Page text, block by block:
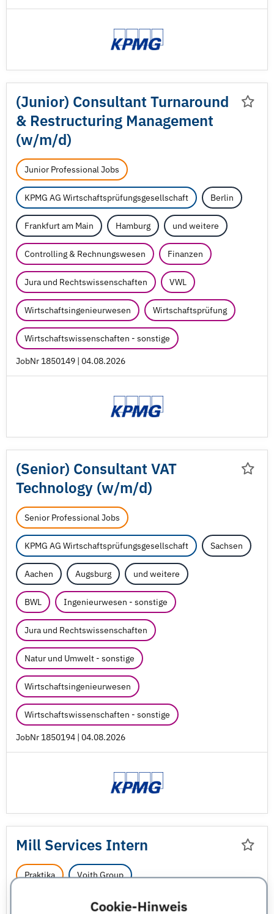
Cookie-Hinweis
(Junior) Consultant Turnaround
& Restructuring Management
(w/m/d)
Junior Professional Jobs
KPMG AG Wirtschaftsprüfungsgesellschaft Berlin
Frankfurt am Main Hamburg und weitere
Controlling & Rechnungswesen Finanzen
Jura und Rechtswissenschaften VWL
Wirtschaftsingenieurwesen Wirtschaftsprüfung
Wirtschaftswissenschaften - sonstige
JobNr 1850149 | 04.08.2026
(Senior) Consultant VAT
Technology (w/m/d)
Senior Professional Jobs
KPMG AG Wirtschaftsprüfungsgesellschaft Sachsen
Aachen Augsburg und weitere
BWL Ingenieurwesen - sonstige
Jura und Rechtswissenschaften
Natur und Umwelt - sonstige
Wirtschaftsingenieurwesen
Wirtschaftswissenschaften - sonstige
JobNr 1850194 | 04.08.2026
Mill Services Intern
Praktika Voith Group
Little Chute, Wisconsin, USA